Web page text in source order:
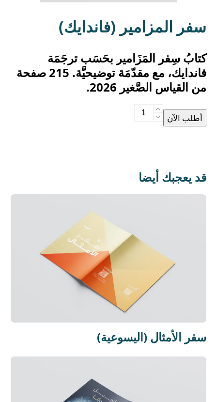
سفر المزامير (فاندايك)
كتابُ سِفر المَزَامير بحَسَب ترجَمَة
فاندايك، مع مقدّمَة توضيحيَّة. 215 صفحة
من القياس الصَّغير 2026.
سفر
المزامير
أطلب الآن
قد يعجبك أيضا
سفر الأمثال (اليسوعية)